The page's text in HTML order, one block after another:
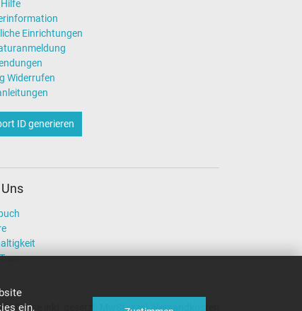
ein,
Hilfe
Einrichtungen
Widerrufen
ID generieren
Preise inkl. gesetzl. MwSt. zzgl. Versandkosten